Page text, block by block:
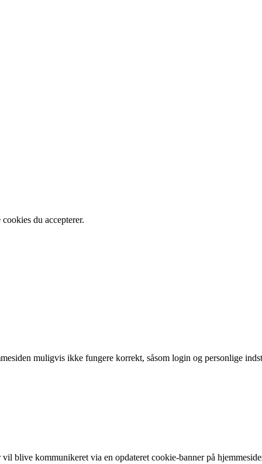
du accepterer.
muligvis ikke fungere korrekt, såsom login og personlige
blive kommunikeret via en opdateret cookie-banner på